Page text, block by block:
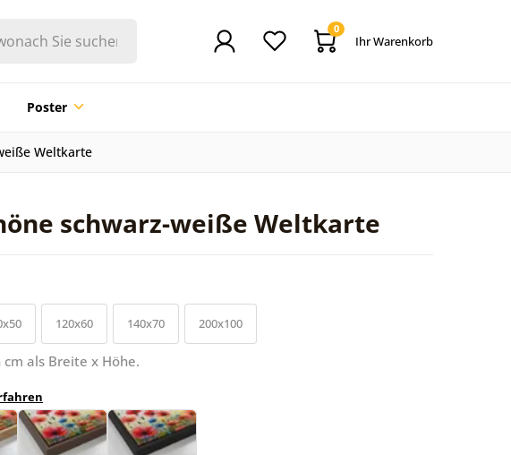
0
Ihr Warenkorb
Poster
Weltkarte
schwarz-weiße Weltkarte
120x60 140x70 200x100
als Breite x Höhe.